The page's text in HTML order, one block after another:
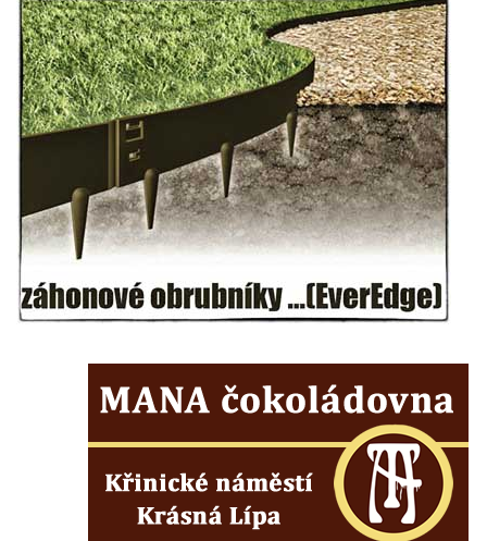
Kostel svaté Kateřiny Alexandrijské v
Krásně
Kostel Božího Těla v Kraslicích
Kostel svaté Maří Magdalény v Karlových
Kaple Panny Marie pod hradem Přimda
Kaple Panny Marie v Kunčicích nad Labem
Hrobová kaple na hřbitově v Rychnově u
Márnice/hřbitovní kaple na hřbitově v
v Krásné u Pěnčína
Krásné u Pěnčína
Kostel svatého Josefa v Krásné u Pěnčína